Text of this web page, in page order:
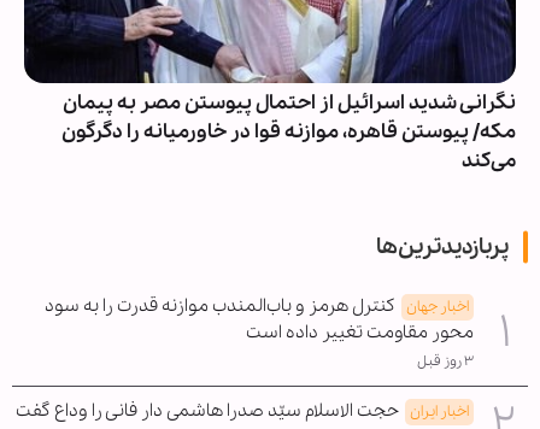
نگرانی شدید اسرائیل از احتمال پیوستن مصر به پیمان
مکه/ پیوستن قاهره، موازنه قوا در خاورمیانه را دگرگون
می‌کند
پربازدیدترین‌ها
اخبار جهان کنترل هرمز و باب‌المندب موازنه قدرت را به سود
محور مقاومت تغییر داده است
۳ روز قبل
اخبار ایران حجت الاسلام سیّد صدرا هاشمی دار فانی را وداع گفت